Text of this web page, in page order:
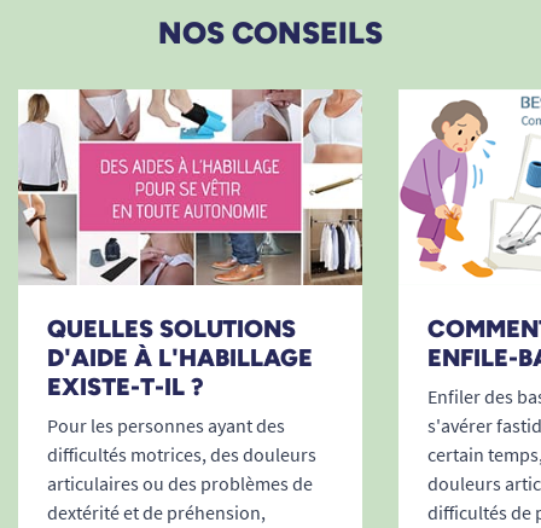
NOS CONSEILS
QUELLES SOLUTIONS
D'AIDE À L'HABILLAGE
EXISTE-T-IL ?
Pour les personnes ayant des
difficultés motrices, des douleurs
articulaires ou des problèmes de
dextérité et de préhension,
ENFILE-
Enfiler des
s'avérer
certain
douleurs
difficultés de